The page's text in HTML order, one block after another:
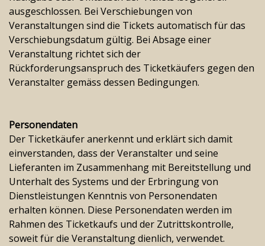
ausgeschlossen. Bei Verschiebungen von
Veranstaltungen sind die Tickets automatisch für das
Verschiebungsdatum gültig. Bei Absage einer
Veranstaltung richtet sich der
Rückforderungsanspruch des Ticketkäufers gegen den
Veranstalter gemäss dessen Bedingungen.
Personendaten
Der Ticketkäufer anerkennt und erklärt sich damit
einverstanden, dass der Veranstalter und seine
Lieferanten im Zusammenhang mit Bereitstellung und
Unterhalt des Systems und der Erbringung von
Dienstleistungen Kenntnis von Personendaten
erhalten können. Diese Personendaten werden im
Rahmen des Ticketkaufs und der Zutrittskontrolle,
soweit für die Veranstaltung dienlich, verwendet.